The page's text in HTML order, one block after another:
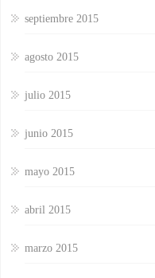
septiembre 2015
agosto 2015
julio 2015
junio 2015
mayo 2015
abril 2015
marzo 2015